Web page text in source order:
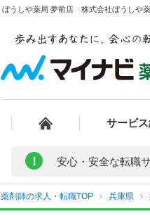
ぼうしや薬局 夢前店 株式会社ぼうしや
サービ
! 安心・安全な転職
薬剤師の求人・転職TOP 兵庫県